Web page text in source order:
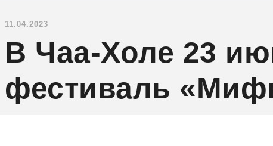
11.04.2023
В Чаа-Холе 23
фестиваль